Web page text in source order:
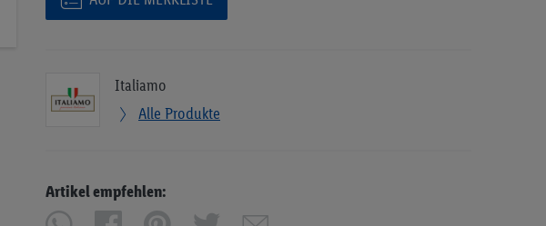
Italiamo
Alle Produkte
Artikel empfehlen: